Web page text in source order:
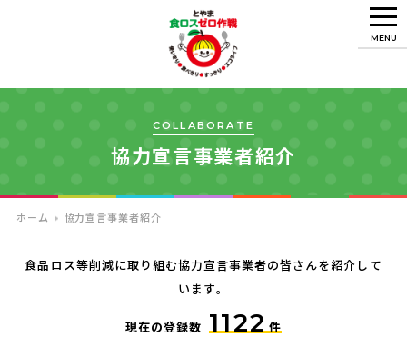
MENU
COLLABORATE
協力宣言事業者紹介
ホーム 協力宣言事業者紹介
食品ロス等削減に取り組む協力宣言事業者の皆さんを紹介して
います。
現在の登録数 1122件